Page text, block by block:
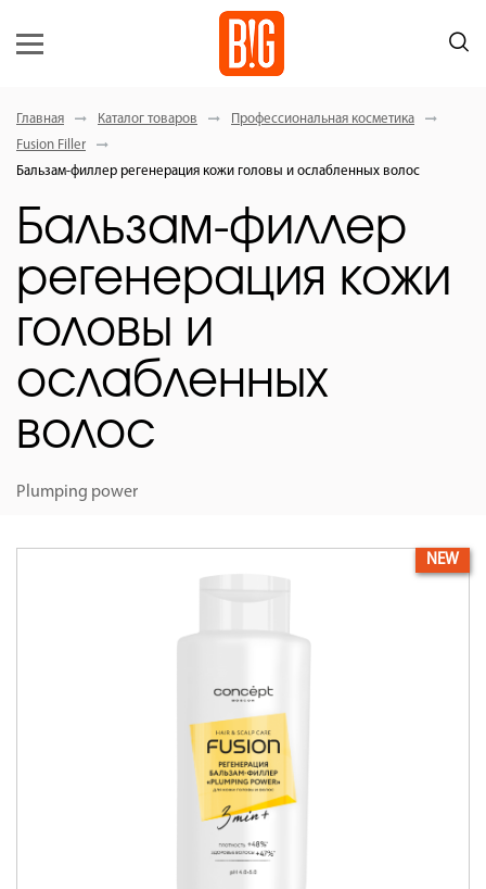
Главная Каталог товаров
Профессиональная косметика
Fusion Filler
Бальзам-филлер регенерация кожи головы и ослабленных волос
Бальзам-филлер
регенерация кожи
головы и
ослабленных
волос
Plumping power
NEW